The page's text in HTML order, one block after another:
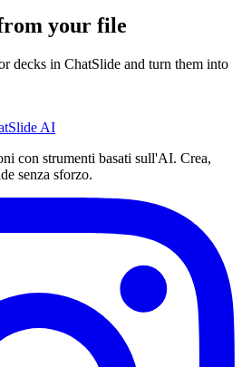
your file
decks in ChatSlide and turn them into
AI
con strumenti basati sull'AI. Crea,
senza sforzo.